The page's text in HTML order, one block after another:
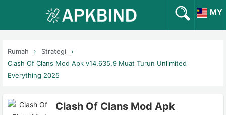
MY
Rumah
Strategi
Clash Of Clans Mod Apk v14.635.9 Muat Turun Unlimited
Everything 2025
Clash Of Clans Mod Apk